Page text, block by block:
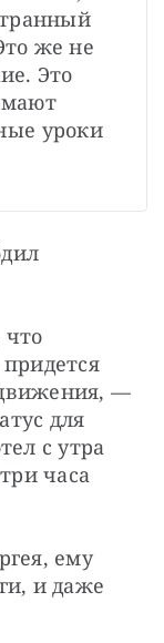
же не
Это
уроки
—
для
с утра
часа
ему
и даже